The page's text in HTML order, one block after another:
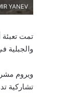
YANEV
ويروم
تشاركية